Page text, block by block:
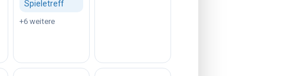
Spieletreff
+6 weitere